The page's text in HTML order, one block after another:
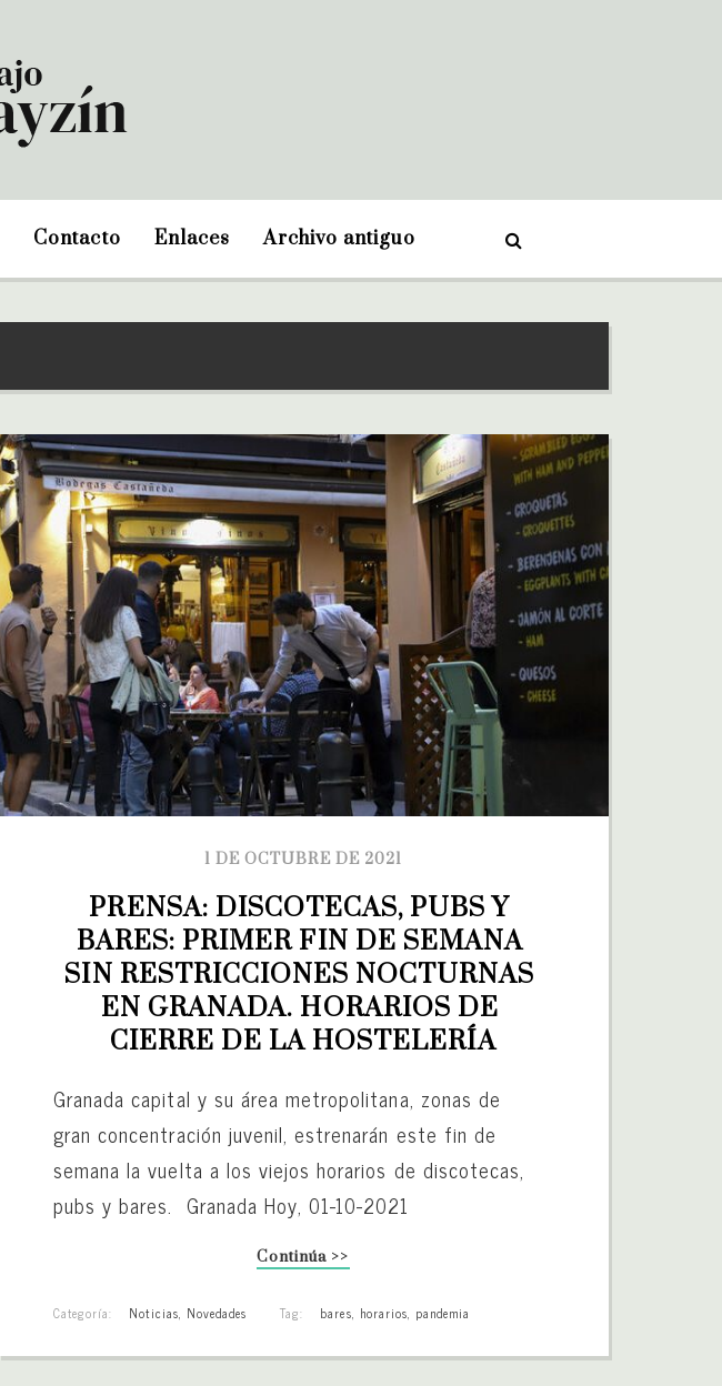
Contacto Enlaces Archivo antiguo
1 DE OCTUBRE DE 2021
PRENSA: DISCOTECAS, PUBS Y
BARES: PRIMER FIN DE SEMANA
SIN RESTRICCIONES NOCTURNAS
EN GRANADA. HORARIOS DE
CIERRE DE LA HOSTELERÍA
Granada capital y su área metropolitana, zonas de
gran concentración juvenil, estrenarán este fin de
semana la vuelta a los viejos horarios de discotecas,
pubs y bares. Granada Hoy, 01-10-2021
Continúa >>
Categoría: Noticias, Novedades Tag: bares, horarios, pandemia